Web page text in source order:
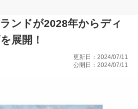
ンドが2028年からディ
展開！
更新日：2024/07/11
公開日：2024/07/11